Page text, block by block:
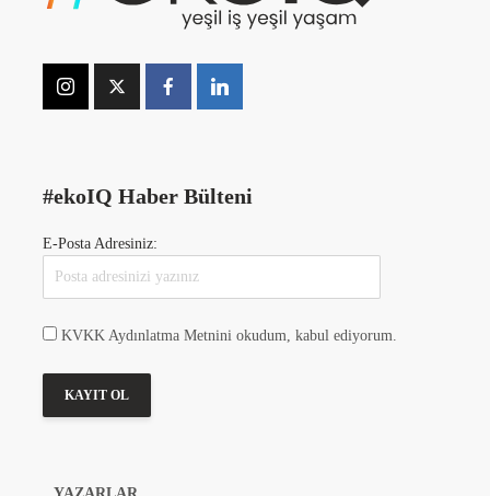
#ekoIQ Haber Bülteni
E-Posta Adresiniz:
KVKK Aydınlatma Metnini okudum, kabul ediyorum.